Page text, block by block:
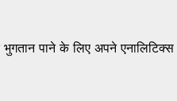
पाने के लिए अपने